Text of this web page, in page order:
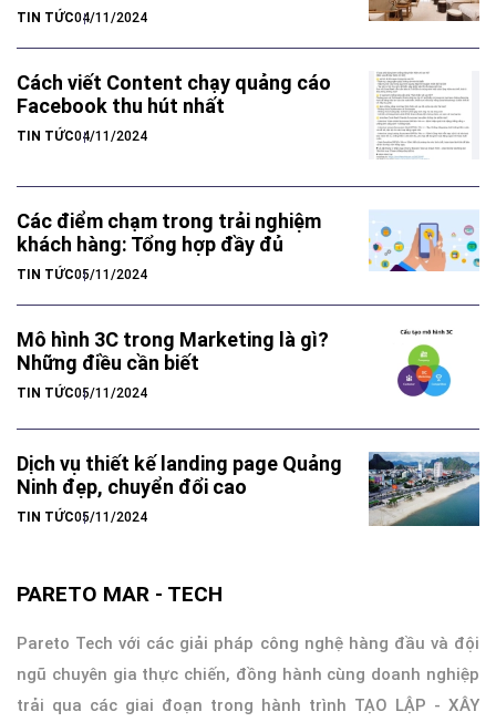
TIN TỨC04/11/2024
Cách viết Content chạy quảng cáo
Facebook thu hút nhất
TIN TỨC04/11/2024
Các điểm chạm trong trải nghiệm
khách hàng: Tổng hợp đầy đủ
TIN TỨC05/11/2024
Mô hình 3C trong Marketing là gì?
Những điều cần biết
TIN TỨC05/11/2024
Dịch vụ thiết kế landing page Quảng
Ninh đẹp, chuyển đổi cao
TIN TỨC05/11/2024
PARETO MAR - TECH
Pareto Tech với các giải pháp công nghệ hàng đầu và đội
ngũ chuyên gia thực chiến, đồng hành cùng doanh nghiệp
trải qua các giai đoạn trong hành trình TẠO LẬP - XÂY